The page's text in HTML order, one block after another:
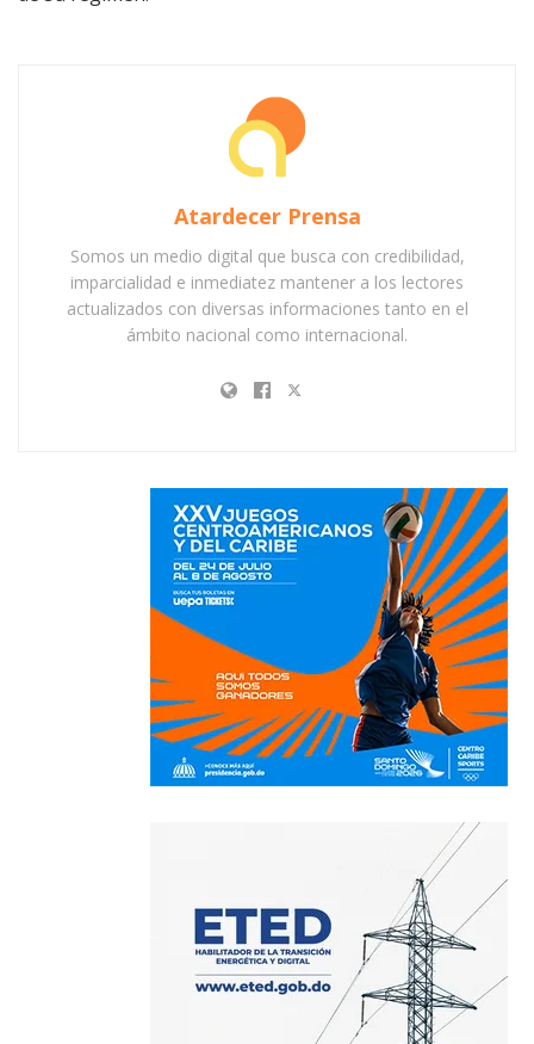
Atardecer Prensa
Somos un medio digital que busca con credibilidad,
imparcialidad e inmediatez mantener a los lectores
actualizados con diversas informaciones tanto en el
ámbito nacional como internacional.